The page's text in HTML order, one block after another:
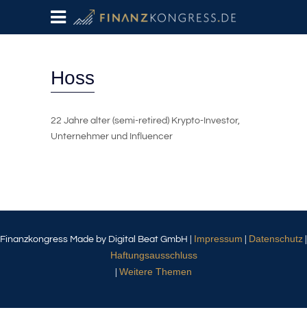
Hoss
22 Jahre alter (semi-retired) Krypto-Investor,
Unternehmer und Influencer
Finanzkongress Made by Digital Beat GmbH | Impressum Datenschutz
Haftungsausschluss
Weitere Themen